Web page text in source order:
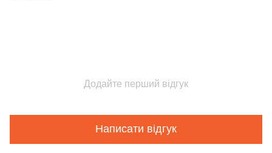
Додайте перший відгук
Написати відгук